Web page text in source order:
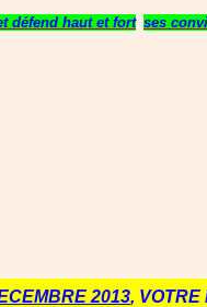
défend haut et fort ses
2013, VOTRE